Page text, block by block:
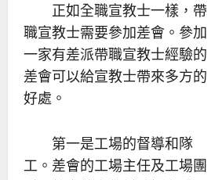
正如全職宣教士一樣，帶
職宣教士需要參加差會。參加
一家有差派帶職宣教士經驗的
差會可以給宣教士帶來多方的
好處。
第一是工場的督導和隊
工。差會的工場主任及工場團